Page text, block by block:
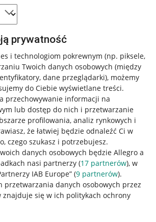
prywatność
i technologiom pokrewnym (np. piksele,
Twoich danych osobowych (między
dane przeglądarki), możemy
do Ciebie wyświetlane treści.
przechowywanie informacji na
lub dostęp do nich i przetwarzanie
profilowania, analiz rynkowych i
że łatwiej będzie odnaleźć Ci w
czego szukasz i potrzebujesz.
danych osobowych będzie Allegro a
nasi partnerzy (17 partnerów), w
IAB Europe” (9 partnerów).
przetwarzania danych osobowych przez
znajduje się w ich politykach ochrony